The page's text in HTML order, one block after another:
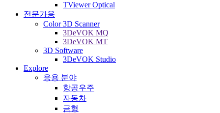
TViewer Optical
전문가용
Color 3D Scanner
3DeVOK MQ
3DeVOK MT
3D Software
3DeVOK Studio
Explore
응용 분야
항공우주
자동차
금형